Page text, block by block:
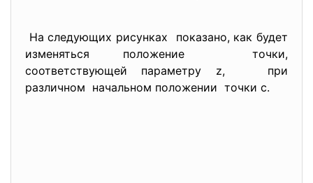
На следующих рисунках показано, как будет
изменяться положение точки,
соответствующей параметру z, при
различном начальном положении точки c.